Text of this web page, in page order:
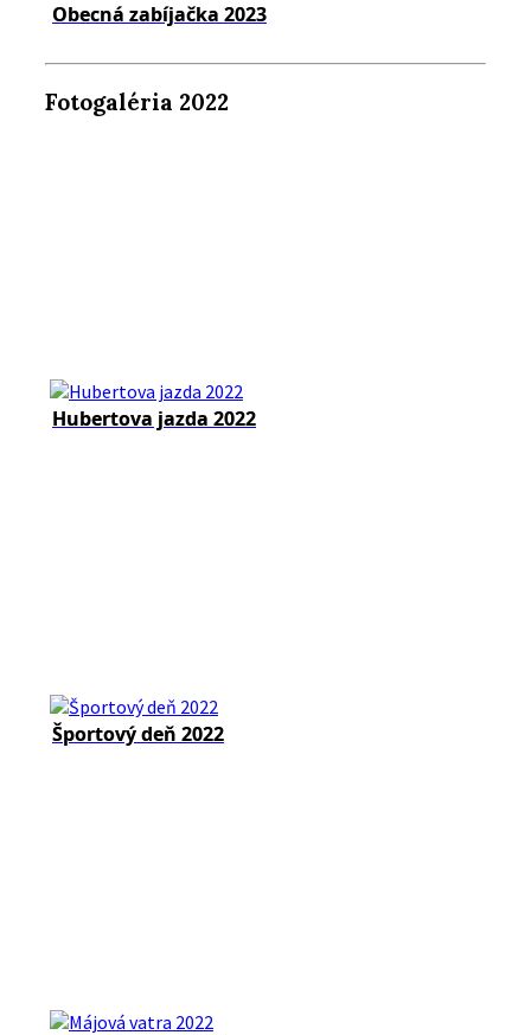
Obecná zabíjačka 2023
Fotogaléria 2022
Hubertova jazda 2022
Športový deň 2022